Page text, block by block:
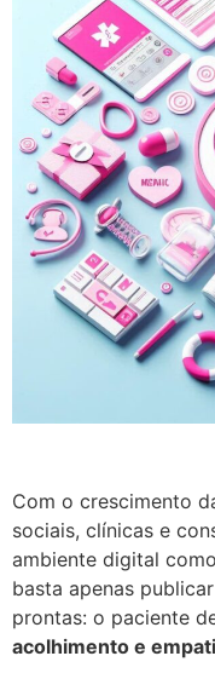
Com o crescimento
sociais, clínicas e
ambiente digital
basta apenas
prontas: o paciente
acolhimento e